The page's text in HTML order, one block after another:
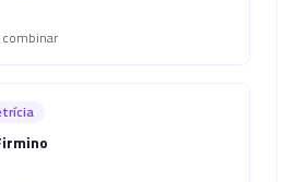
combinar